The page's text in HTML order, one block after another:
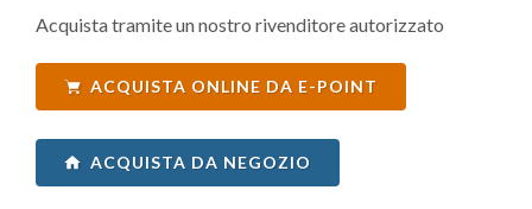
Acquista tramite un nostro rivenditore autorizzato
ACQUISTA ONLINE DA E-POINT
ACQUISTA DA NEGOZIO